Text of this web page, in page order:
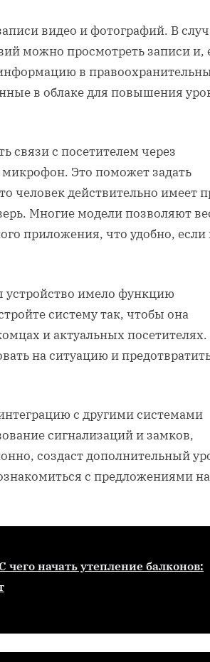
видео и фотографий. В
можно просмотреть записи и,
в
в облаке для повышения
связи с посетителем через
Это поможет задать
человек действительно имеет
Многие модели позволяют
приложения, что удобно,
устройство имело функцию
систему так, чтобы она
и актуальных посетителях.
на ситуацию и
с другими системами
сигнализаций и замков,
создаст дополнительный
с предложениями на
чего начать утепление балконов: